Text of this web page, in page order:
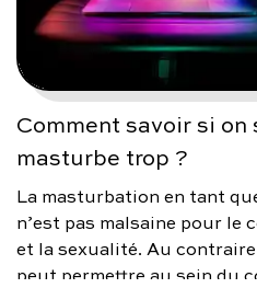
Comment savoir si on
masturbe trop ?
La masturbation en tant
n’est pas malsaine pour le
et la sexualité. Au
peut permettre au sein du